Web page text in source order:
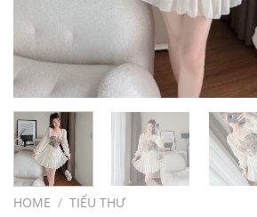
HOME / TIỂU THƯ